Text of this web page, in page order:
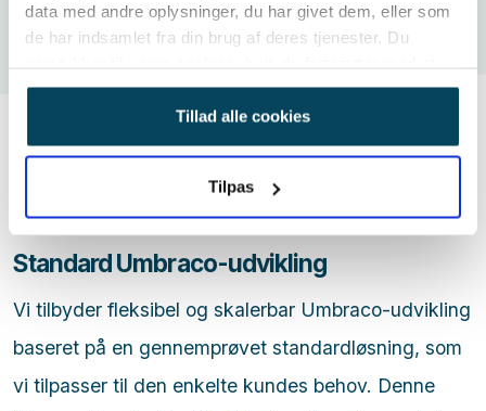
data med andre oplysninger, du har givet dem, eller som
de har indsamlet fra din brug af deres tjenester. Du
anvende vores hjemmeside.
Tillad alle cookies
Tilpas
Standard Umbraco-udvikling
Vi tilbyder fleksibel og skalerbar Umbraco-udvikling
baseret på en gennemprøvet standardløsning, som
vi tilpasser til den enkelte kundes behov. Denne